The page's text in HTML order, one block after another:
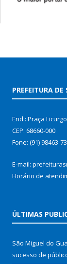
PREFEITURA
End.: Praça
CEP: 68660-000
Fone: (91) 98463-
E-mail:
Horário de
ÚLTIMAS
São Miguel do
sucesso de